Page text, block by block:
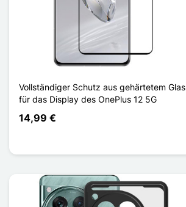
Vollständiger Schutz aus gehärtetem Glas
für das Display des OnePlus 12 5G
14,99 €